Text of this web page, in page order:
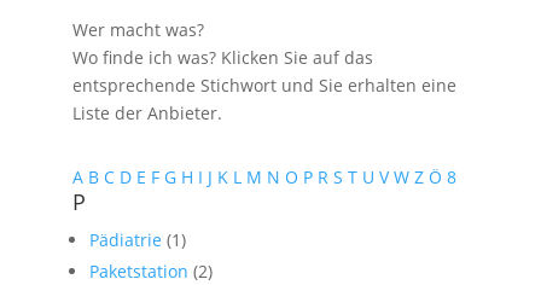
Wer macht was?
Wo finde ich was? Klicken Sie auf das
entsprechende Stichwort und Sie erhalten eine
Liste der Anbieter.
A B C D E F G H I J K L M N O P R S T U V W Z Ö 8
P
Pädiatrie (1)
Paketstation (2)